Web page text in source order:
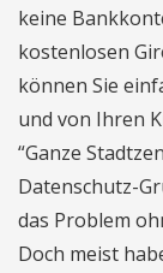
keine
kostenlosen
können Sie
und von Ihren
“Ganze
Datenschutz-
das Problem
Doch meist